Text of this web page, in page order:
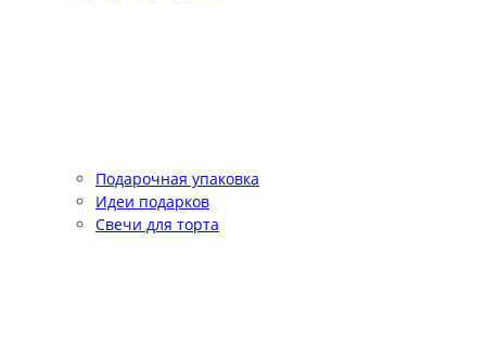
Подарочная упаковка
Идеи подарков
Свечи для торта